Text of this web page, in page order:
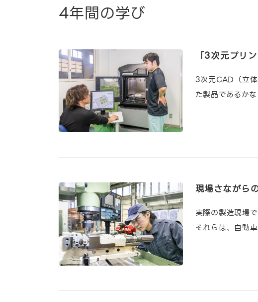
4年間の学び
「3次元プリ
3次元CAD（立
た製品であるかな
現場さながら
実際の製造現場
それらは、自動